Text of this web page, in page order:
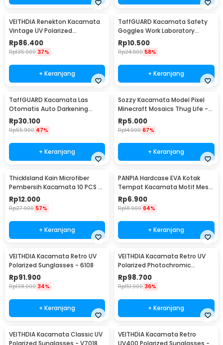
VEITHDIA Renekton Kacamata
Vintage UV Polarized
Sunglasses - 2462
Rp86.400
Rp135.900 37%
+ Keranjang
TaffGUARD Kacamata Safety
Goggles Work Laboratory
Eyewear - LE979
Rp10.500
Rp24.900 58%
+ Keranjang
TaffGUARD Kacamata Las
Otomatis Auto Darkening
Soldering Goggles - 5100B
Rp30.100
Rp55.900 47%
+ Keranjang
Sozzy Kacamata Model Pixel
Minecraft Mosaics Thug Life -
W0124
Rp5.000
Rp14.900 67%
+ Keranjang
ThickIsland Kain Microfiber
Pembersih Kacamata 10 PCS -
K-20P
Rp12.000
Rp27.900 57%
+ Keranjang
PANPIA Hardcase EVA Kotak
Tempat Kacamata Motif Mesh
- JL-10029
Rp6.900
Rp18.900 64%
+ Keranjang
VEITHDIA Kacamata Retro UV
Polarized Sunglasses - 6108
Rp91.900
Rp138.000 34%
+ Keranjang
VEITHDIA Kacamata Retro UV
Polarized Photochromic
Sunglasses - 6108
Rp98.700
Rp151.900 36%
+ Keranjang
VEITHDIA Kacamata Classic UV
Polarized Sunglasses - V7018
VEITHDIA Kacamata Retro
UV400 Polarized Sunglasses -